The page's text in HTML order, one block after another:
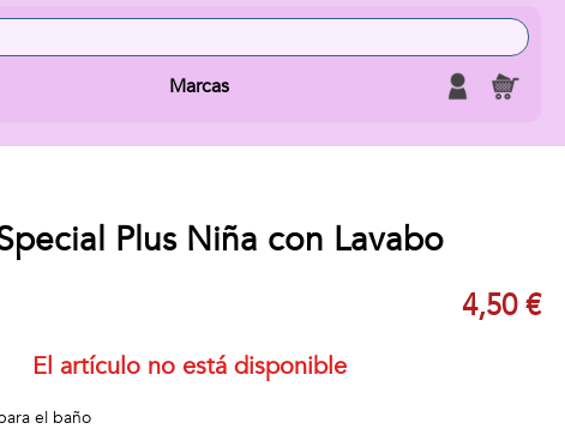
Marcas
Plus Niña con Lavabo
4,50 €
El artículo no está disponible
el baño